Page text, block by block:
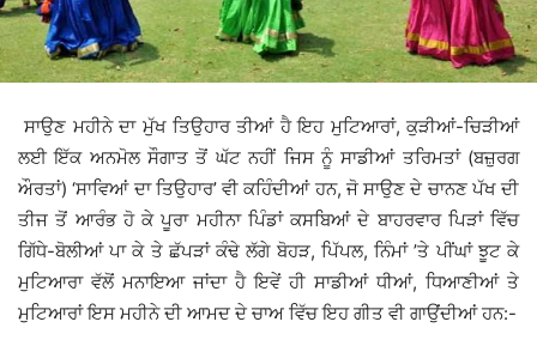
ਸਾਉਣ ਮਹੀਨੇ ਦਾ ਮੁੱਖ ਤਿਉਹਾਰ ਤੀਆਂ ਹੈ ਇਹ ਮੁਟਿਆਰਾਂ, ਕੁੜੀਆਂ-ਚਿੜੀਆਂ
ਲਈ ਇੱਕ ਅਨਮੋਲ ਸੌਗਾਤ ਤੋਂ ਘੱਟ ਨਹੀਂ ਜਿਸ ਨੂੰ ਸਾਡੀਆਂ ਤਰਿਮਤਾਂ (ਬਜ਼ੁਰਗ
ਔਰਤਾਂ) ‘ਸਾਵਿਆਂ ਦਾ ਤਿਉਹਾਰ’ ਵੀ ਕਹਿੰਦੀਆਂ ਹਨ, ਜੋ ਸਾਉਣ ਦੇ ਚਾਨਣ ਪੱਖ ਦੀ
ਤੀਜ ਤੋਂ ਆਰੰਭ ਹੋ ਕੇ ਪੂਰਾ ਮਹੀਨਾ ਪਿੰਡਾਂ ਕਸਬਿਆਂ ਦੇ ਬਾਹਰਵਾਰ ਪਿੜਾਂ ਵਿੱਚ
ਗਿੱਧੇ-ਬੋਲੀਆਂ ਪਾ ਕੇ ਤੇ ਛੱਪੜਾਂ ਕੰਢੇ ਲੱਗੇ ਬੋਹੜ, ਪਿੱਪਲ, ਨਿੰਮਾਂ ’ਤੇ ਪੀਂਘਾਂ ਝੂਟ ਕੇ
ਮੁਟਿਆਰਾ ਵੱਲੋਂ ਮਨਾਇਆ ਜਾਂਦਾ ਹੈ ਇਵੇਂ ਹੀ ਸਾਡੀਆਂ ਧੀਆਂ, ਧਿਆਣੀਆਂ ਤੇ
ਮੁਟਿਆਰਾਂ ਇਸ ਮਹੀਨੇ ਦੀ ਆਮਦ ਦੇ ਚਾਅ ਵਿੱਚ ਇਹ ਗੀਤ ਵੀ ਗਾਉਂਦੀਆਂ ਹਨ:-